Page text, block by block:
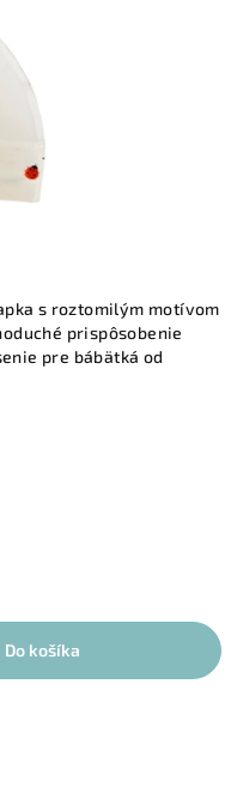
s roztomilým motívom
prispôsobenie
pre bábätká od
Do košíka